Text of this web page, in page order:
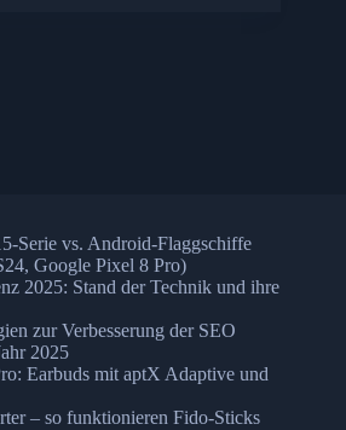
Serie vs. Android-Flaggschiffe
Google Pixel 8 Pro)
2025: Stand der Technik und ihre
zur Verbesserung der SEO
2025
Earbuds mit aptX Adaptive und
– so funktionieren Fido-Sticks